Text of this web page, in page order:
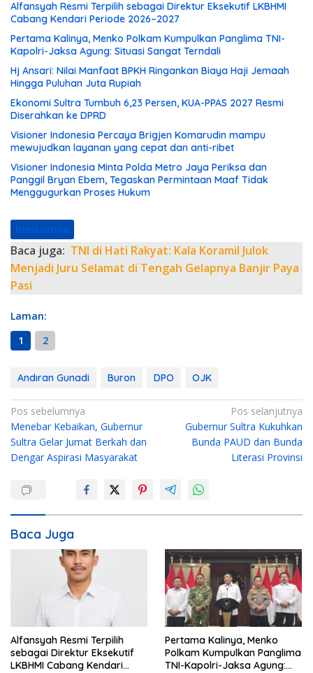
Alfansyah Resmi Terpilih sebagai Direktur Eksekutif LKBHMI
Cabang Kendari Periode 2026–2027
Pertama Kalinya, Menko Polkam Kumpulkan Panglima TNI-
Kapolri-Jaksa Agung: Situasi Sangat Terndali
Hj Ansari: Nilai Manfaat BPKH Ringankan Biaya Haji Jemaah
Hingga Puluhan Juta Rupiah
Ekonomi Sultra Tumbuh 6,23 Persen, KUA-PPAS 2027 Resmi
Diserahkan ke DPRD
Visioner Indonesia Percaya Brigjen Komarudin mampu
mewujudkan layanan yang cepat dan anti-ribet
Visioner Indonesia Minta Polda Metro Jaya Periksa dan
Panggil Bryan Ebem, Tegaskan Permintaan Maaf Tidak
Menggugurkan Proses Hukum
Berikutnya
Baca juga: TNI di Hati Rakyat: Kala Koramil Julok
Menjadi Juru Selamat di Tengah Gelapnya Banjir Paya
Pasi
Laman:
1
2
Andıran Gunadi Buron DPO OJK
N
a
v
a
s
i
Pos sebelumnya
Menebar Kebaikan, Gubernur
Sultra Gelar Jumat Berkah dan
Dengar Aspirasi Masyarakat
Pos selanjutnya
Gubernur Sultra Kukuhkan
Bunda PAUD dan Bunda
Literasi Provinsi
Baca Juga
Alfansyah Resmi Terpilih
sebagai Direktur Eksekutif
LKBHMI Cabang Kendari
Pertama Kalinya, Menko
Polkam Kumpulkan Panglima
TNI-Kapolri-Jaksa Agung: